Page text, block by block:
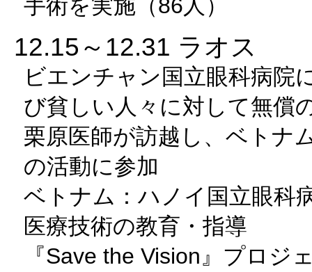
手術を実施（86人）
12.15～12.31 ラオス
ビエンチャン国立眼科病院
び貧しい人々に対して無償
栗原医師が訪越し、ベトナ
の活動に参加
ベトナム：ハノイ国立眼科
医療技術の教育・指導
『Save the Vision』プロジ